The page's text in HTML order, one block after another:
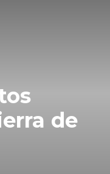
de